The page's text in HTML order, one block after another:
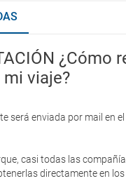
¿Cómo
viaje?
será enviada por mail en
casi todas las
directamente en